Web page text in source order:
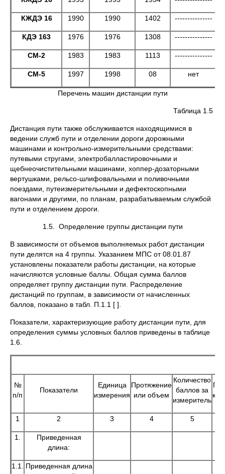
КЖДЭ 16 1990 1990 1402 ---------------
КДЭ 163 1976 1976 1308 ---------------
СМ-2 1983 1983 1113 ---------------
СМ-5 1997 1998 08 нет
Перечень машин дистанции пути
Таблица 1.5
Дистанция пути также обслуживается находящимися в
ведении служб пути и отделении дороги дорожными
машинами и контрольно-измерительными средствами:
путевыми стругами, электробалластировочными и
щебнеочистительными машинами, хоппер-дозаторными
вертушками, рельсо-шлифовальными и поливочными
поездами, путеизмерительными и дефектоскопными
вагонами и другими, по планам, разрабатываемым службой
пути и отделением дороги.
1.5. Определение группы дистанции пути
В зависимости от объемов выполняемых работ дистанции
пути делятся на 4 группы. Указанием МПС от 08.01.87
установлены показатели работы дистанции, на которые
начисляются условные баллы. Общая сумма баллов
определяет группу дистанции пути. Распределение
дистанций по группам, в зависимости от начисленных
баллов, показано в табл. П.1.1 [ ].
Показатели, характеризующие работу дистанции пути, для
определения суммы условных баллов приведены в таблице
1.6.
№
п/п
Показатели
Единица
измерения
Протяжение
или объем
Количество
баллов за
измеритель
1 2 3 4 5
1.
Приведенная
длина:
1.1.
Приведенная длина